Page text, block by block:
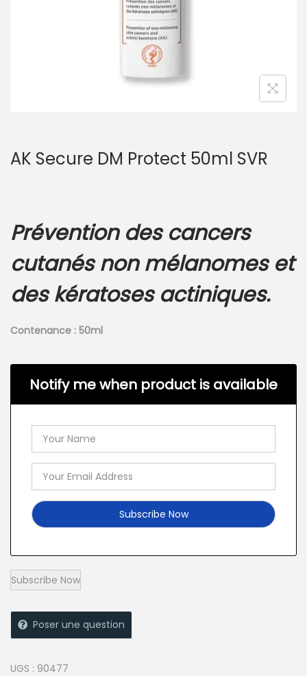
AK Secure DM Protect 50ml SVR
Prévention des cancers
cutanés non mélanomes et
des kératoses actiniques.
Contenance : 50ml
Notify me when product is available
Poser une question
UGS : 90477